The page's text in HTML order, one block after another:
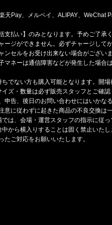
天Pay、メルペイ、ALIPAY、WeChat
払い】のみとなります。予めご了承く
ジができません。必ずチャージして
セルをお受け出来ない場合がござい
ネーは通信障害などが発生した場合
でない方も購入可能となります。開
ズ・数量は必ず販売スタッフとご確認
申告、後日のお問い合わせにはいか
意に従わずに起きた商品の不良交換は
は、会場・運営スタッフの指示に従っ
から横入りすることは固く禁止いたし
たご対応をお願いいたします。